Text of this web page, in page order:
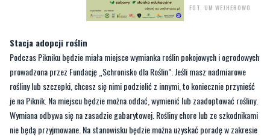
FOT. UM WEJHEROWO
Stacja adopcji roślin
Podczas Pikniku będzie miała miejsce wymianka roślin pokojowych i ogrodowych
prowadzona przez Fundację „Schronisko dla Roślin”. Jeśli masz nadmiarowe
rośliny lub szczepki, chcesz się nimi podzielić z innymi, to koniecznie przynieść
je na Piknik. Na miejscu będzie można oddać, wymienić lub zaadoptować rośliny.
Wymiana odbywa się na zasadzie gabarytowej. Rośliny chore lub ze szkodnikami
nie będą przyjmowane. Na stanowisku będzie można uzyskać poradę w zakresie